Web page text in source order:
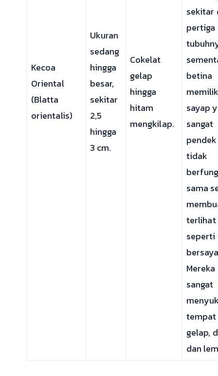
Kecoa
Oriental
(Blatta
orientalis)
Ukuran
sedang
hingga
besar,
sekitar
2,5
hingga
3 cm.
Cokelat
gelap
hingga
hitam
mengkilap.
sekitar
pertiga
betina
sayap
sangat
tidak
sama
terlihat
Mereka
sangat
tempat
gelap,
dan